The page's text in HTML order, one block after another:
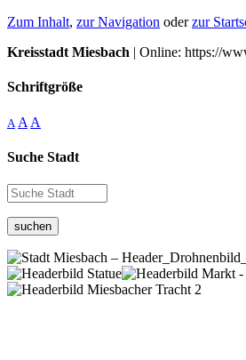
Zum Inhalt, zur Navigation oderzur
Kreisstadt Miesbach | Online: https://
Schriftgröße
A A A
Suche Stadt
suchen